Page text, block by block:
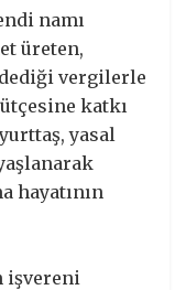
namı
üreten,
vergilerle
katkı
yasal
hayatının
işvereni